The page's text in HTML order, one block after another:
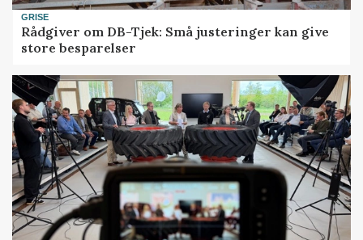
GRISE
Rådgiver om DB-Tjek: Små justeringer kan give
store besparelser